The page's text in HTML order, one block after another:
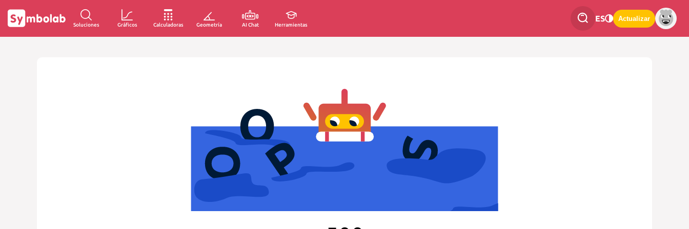
Soluciones Gráficos Calculadoras Geometría AI Chat Herramientas
ES Actualizar